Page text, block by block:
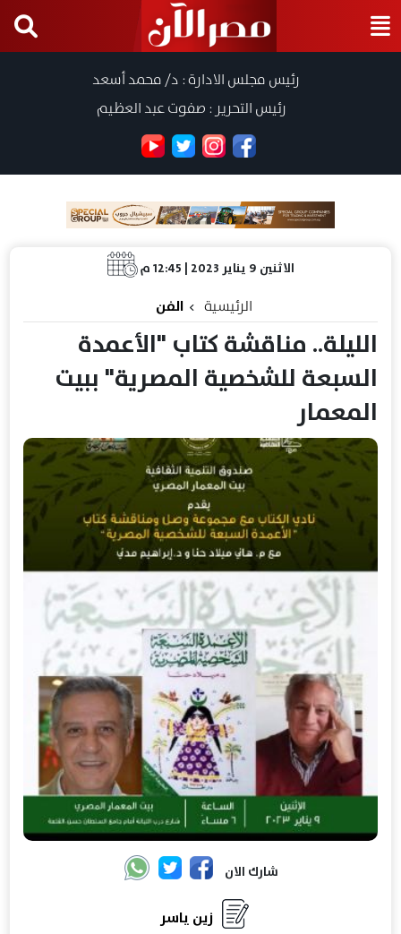
رئيس مجلس الادارة : د/ محمد أسعد
رئيس التحرير : صفوت عبد العظيم
الاثنين 9 يناير 2023 | 12:45 م
الرئيسية الفن
الليلة.. مناقشة كتاب "الأعمدة
السبعة للشخصية المصرية" ببيت
المعمار
شارك الان
زين ياسر